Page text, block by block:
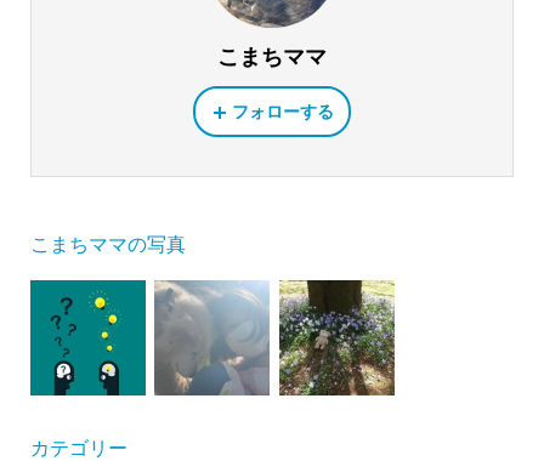
こまちママ
フォローする
こまちママの写真
カテゴリー